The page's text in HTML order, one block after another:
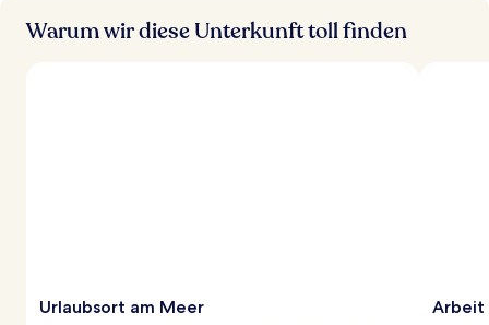
Warum wir diese Unterkunft toll finden
Urlaubsort am Meer